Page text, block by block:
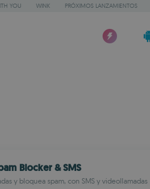
YOU WINK PRÓXIMOS LANZAMIENTOS
Blocker & SMS
y bloquea spam, con SMS y videollamadas